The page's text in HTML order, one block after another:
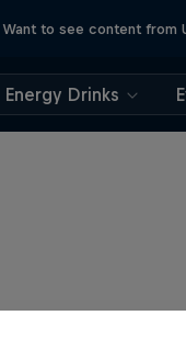
Want to see content from
Energy Drinks